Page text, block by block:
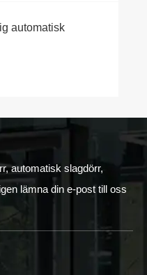
automatisk
automatisk slagdörr,
lämna din e-post till oss